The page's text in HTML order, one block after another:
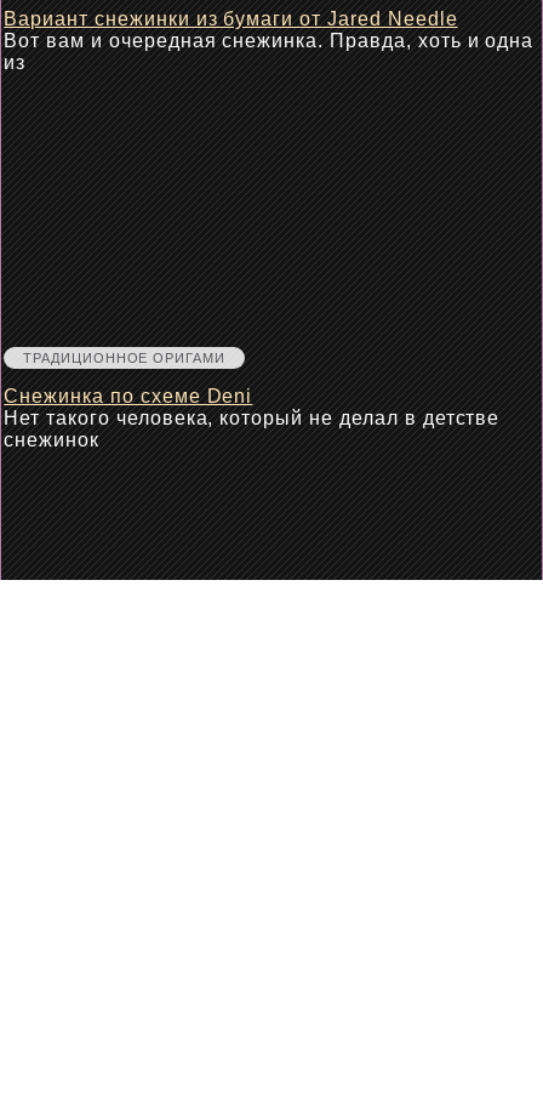
Вариант снежинки из бумаги от Jared Needle
Вот вам и очередная снежинка. Правда, хоть и одна
из
ТРАДИЦИОННОЕ ОРИГАМИ
Снежинка по схеме Deni
Нет такого человека, который не делал в детстве
снежинок